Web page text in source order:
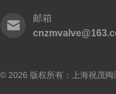
邮箱
© 2026 版权所有：上海祝茂